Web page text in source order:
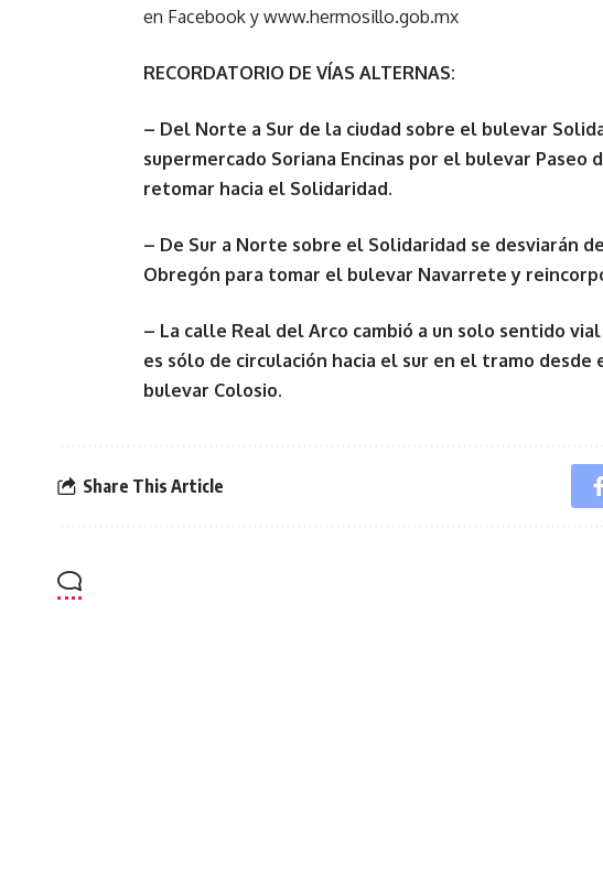
en Facebook y www.hermosillo.gob.mx
RECORDATORIO DE VÍAS ALTERNAS:
– Del Norte a Sur de la ciudad sobre el bulevar
supermercado Soriana Encinas por el bulevar
retomar hacia el Solidaridad.
– De Sur a Norte sobre el Solidaridad se desviarán
Obregón para tomar el bulevar Navarrete y
– La calle Real del Arco cambió a un solo sentido
es sólo de circulación hacia el sur en el tramo
bulevar Colosio.
Share This Article